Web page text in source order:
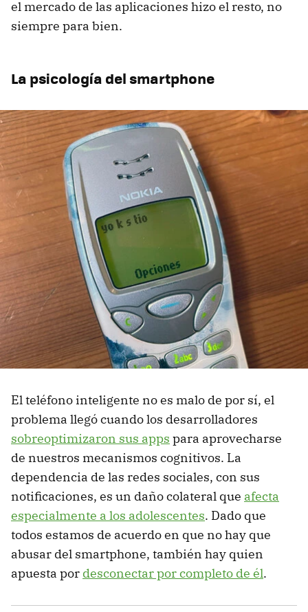
el mercado de las aplicaciones hizo el resto, no
siempre para bien.
La psicología del smartphone
El teléfono inteligente no es malo de por sí, el
problema llegó cuando los desarrolladores
sobreoptimizaron sus apps para aprovecharse
de nuestros mecanismos cognitivos. La
dependencia de las redes sociales, con sus
notificaciones, es un daño colateral que afecta
especialmente a los adolescentes. Dado que
todos estamos de acuerdo en que no hay que
abusar del smartphone, también hay quien
apuesta por desconectar por completo de él.